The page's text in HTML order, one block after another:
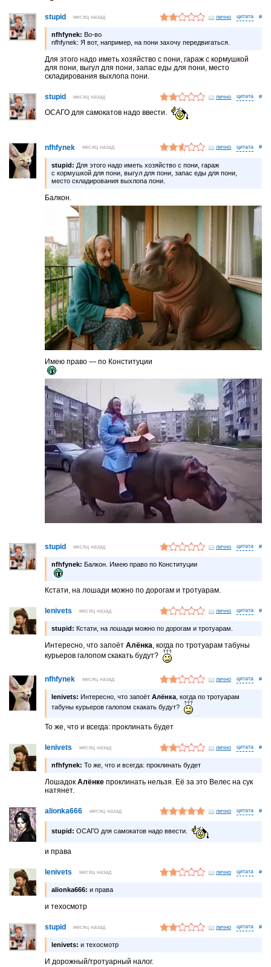
stupid месяц назад лично #
nfhfynek: Во-во
nfhfynek: Я вот, например, на пони захочу передвигаться.
Для этого надо иметь хозяйство с пони, гараж с кормушкой
для пони, выгул для пони, запас еды для пони, место
складирования выхлопа пони.
stupid месяц назад лично #
ОСАГО для самокатов надо ввести.
nfhfynek месяц назад лично #
stupid: Для этого надо иметь хозяйство с пони, гараж
с кормушкой для пони, выгул для пони, запас еды для пони,
место складирования выхлопа пони.
Балкон.
Имею право — по Конституции
stupid месяц назад лично #
nfhfynek: Балкон. Имею право по Конституции
Кстати, на лошади можно по дорогам и тротуарам.
lenivets месяц назад лично #
stupid: Кстати, на лошади можно по дорогам и тротуарам.
Интересно, что запоётАлёнка, когда по тротуарам табуны
курьеров галопом скакать будут?
nfhfynek месяц назад лично #
lenivets: Интересно, что запоётАлёнка , когда по тротуарам
табуны курьеров галопом скакать будут?
То же, что и всегда: проклинать будет
lenivets месяц назад лично #
nfhfynek: То же, что и всегда: проклинать будет
ЛошадокАлёнке проклинать нельзя. Её за это Велес на сук
натянет.
alionka666 месяц назад лично #
stupid: ОСАГО для самокатов надо ввести.
и права
lenivets месяц назад лично #
alionka666: и права
и техосмотр
stupid месяц назад лично #
lenivets: и техосмотр
И дорожный/тротуарный налог.